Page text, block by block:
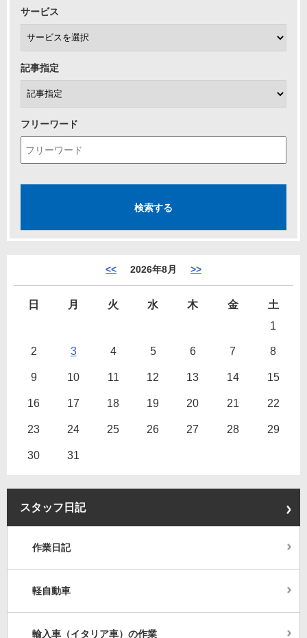
サービス
記事指定
フリーワード
<< 2026年8月 >>
日 月 火 水 木 金
土
1
2 3 4 5 6 7 8
9 10 11 12 13 14 15
16 17 18 19 20 21 22
23 24 25 26 27 28 29
30 31
スタッフ日記
作業日記
軽自動車
輸入車（イタリア車）の作業